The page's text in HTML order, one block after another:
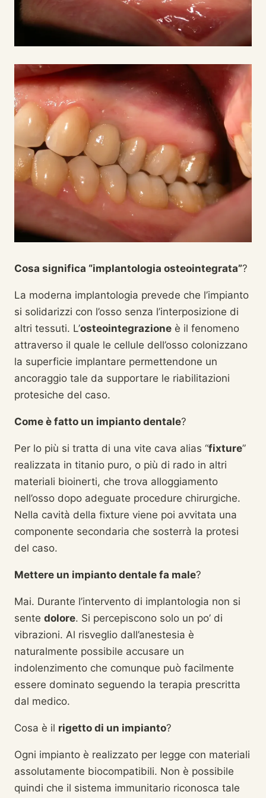
Cosa significa “implantologia osteointegrata”?
La moderna implantologia prevede che l’impianto
si solidarizzi con l’osso senza l’interposizione di
altri tessuti. L’osteointegrazione è il fenomeno
attraverso il quale le cellule dell’osso colonizzano
la superficie implantare permettendone un
ancoraggio tale da supportare le riabilitazioni
protesiche del caso.
Come è fatto un impianto dentale?
Per lo più si tratta di una vite cava alias “fixture”
realizzata in titanio puro, o più di rado in altri
materiali bioinerti, che trova alloggiamento
nell’osso dopo adeguate procedure chirurgiche.
Nella cavità della fixture viene poi avvitata una
componente secondaria che sosterrà la protesi
del caso.
Mettere un impianto dentale fa male?
Mai. Durante l’intervento di implantologia non si
sente dolore. Si percepiscono solo un po’ di
vibrazioni. Al risveglio dall’anestesia è
naturalmente possibile accusare un
indolenzimento che comunque può facilmente
essere dominato seguendo la terapia prescritta
dal medico.
Cosa è il rigetto di un impianto?
Ogni impianto è realizzato per legge con materiali
assolutamente biocompatibili. Non è possibile
quindi che il sistema immunitario riconosca tale